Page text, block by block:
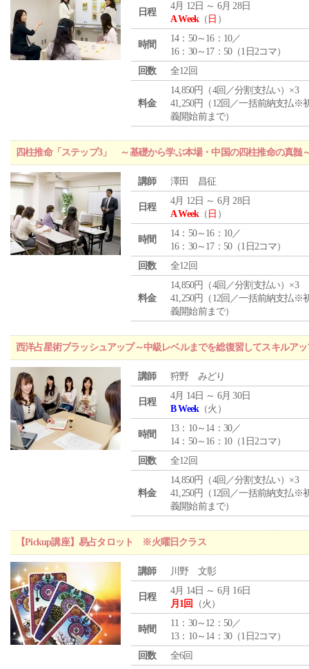
日程
4月 12日 ～ 6月 28日
A Week（ 日 ）
時間
14：50～16：10／
16：30～17：50（1日2コマ）
回数
全12回
料金
14,850円（4回／分割支払い）×3
41,250円（12回／一括前納支払※
義開始前まで）
四柱推命「ステップ3」 ～基礎から学ぶ本場・中国の四柱推命の真髄
講師 澤田 昌征
日程
4月 12日 ～ 6月 28日
A Week（ 日 ）
時間
14：50～16：10／
16：30～17：50（1日2コマ）
回数
全12回
料金
14,850円（4回／分割支払い）×3
41,250円（12回／一括前納支払※
義開始前まで）
西洋占星術ブラッシュアップ～中級レベルまでを総復習してスキルア
講師 狩野 みどり
日程
4月 14日 ～ 6月 30日
B Week（火）
時間
13：10～14：30／
14：50～16：10（1日2コマ）
回数
全12回
料金
14,850円（4回／分割支払い）×3
41,250円（12回／一括前納支払※
義開始前まで）
【Pickup講座】易占タロット ※火曜日クラス
講師 川野 文彰
日程
4月 14日 ～ 6月 16日
月1回
（火）
時間
11：30～12：50／
13：10～14：30（1日2コマ）
回数
全6回